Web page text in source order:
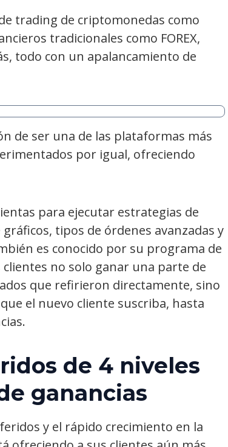
trading de criptomonedas como
tradicionales como FOREX,
todo con un apalancamiento de
de ser una de las plataformas más
por igual, ofreciendo
para ejecutar estrategias de
tipos de órdenes avanzadas y
es conocido por su programa de
no solo ganar una parte de
que refirieron directamente, sino
el nuevo cliente suscriba, hasta
idos de 4 niveles
ganancias
y el rápido crecimiento en la